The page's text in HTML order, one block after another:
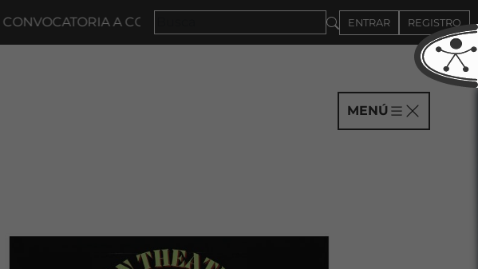
A COMPAÑÍAS HASTA EL 4DE SEPTIEMBREENTRAR REGISTRO
MENÚ